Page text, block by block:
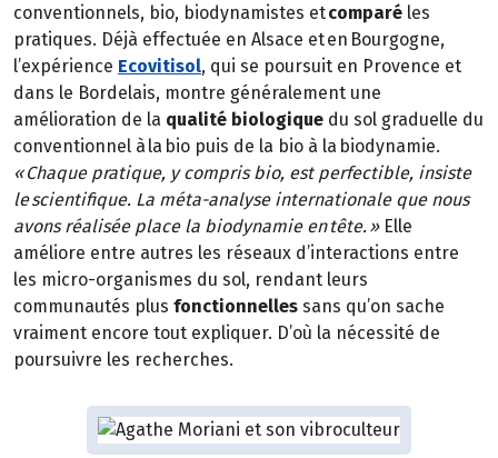
conventionnels, bio, biodynamistes etcomparé les
pratiques. Déjà effectuée en Alsace et en Bourgogne,
l’expérience Ecovitisol, qui se poursuit en Provence et
dans le Bordelais, montre généralement une
amélioration de la qualité biologique du sol graduelle du
conventionnel à la bio puis de la bio à la biodynamie.
« Chaque pratique, y compris bio, est perfectible, insiste
le scientifique. La méta-analyse internationale que nous
avons réalisée place la biodynamie en tête. »Elle
améliore entre autres les réseaux d’interactions entre
les micro-organismes du sol, rendant leurs
communautés plus fonctionnelles sans qu’on sache
vraiment encore tout expliquer. D’où la nécessité de
poursuivre les recherches.